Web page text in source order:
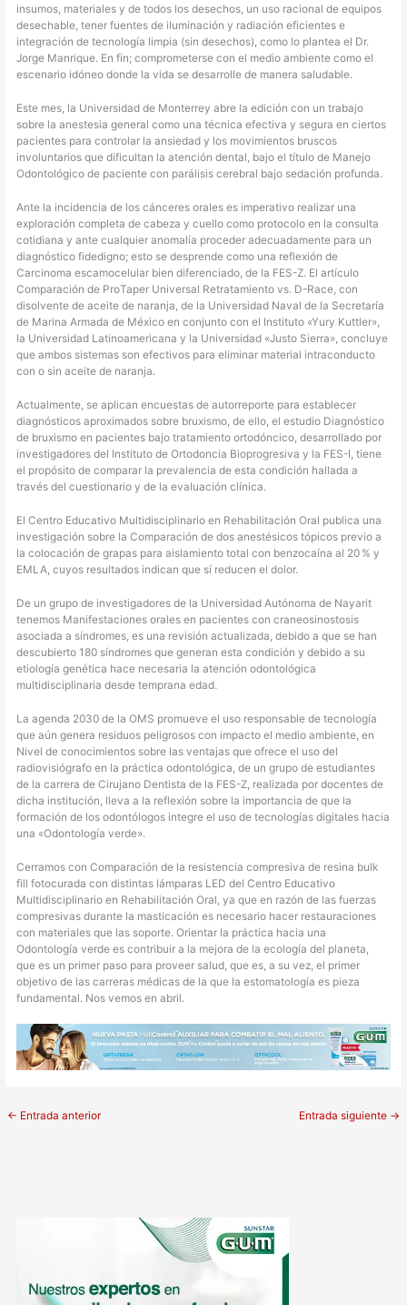
insumos, materiales y de todos los desechos, un uso racional de equipos
desechable, tener fuentes de iluminación y radiación eficientes e
integración de tecnología limpia (sin desechos), como lo plantea el Dr.
Jorge Manrique. En fin; comprometerse con el medio ambiente como el
escenario idóneo donde la vida se desarrolle de manera saludable.
Este mes, la Universidad de Monterrey abre la edición con un trabajo
sobre la anestesia general como una técnica efectiva y segura en ciertos
pacientes para controlar la ansiedad y los movimientos bruscos
involuntarios que dificultan la atención dental, bajo el título de Manejo
Odontológico de paciente con parálisis cerebral bajo sedación profunda.
Ante la incidencia de los cánceres orales es imperativo realizar una
exploración completa de cabeza y cuello como protocolo en la consulta
cotidiana y ante cualquier anomalía proceder adecuadamente para un
diagnóstico fidedigno; esto se desprende como una reflexión de
Carcinoma escamocelular bien diferenciado, de la FES-Z. El artículo
Comparación de ProTaper Universal Retratamiento vs. D-Race, con
disolvente de aceite de naranja, de la Universidad Naval de la Secretaría
de Marina Armada de México en conjunto con el Instituto «Yury Kuttler»,
la Universidad Latinoamericana y la Universidad «Justo Sierra», concluye
que ambos sistemas son efectivos para eliminar material intraconducto
con o sin aceite de naranja.
Actualmente, se aplican encuestas de autorreporte para establecer
diagnósticos aproximados sobre bruxismo, de ello, el estudio Diagnóstico
de bruxismo en pacientes bajo tratamiento ortodóncico, desarrollado por
investigadores del Instituto de Ortodoncia Bioprogresiva y la FES-I, tiene
el propósito de comparar la prevalencia de esta condición hallada a
través del cuestionario y de la evaluación clínica.
El Centro Educativo Multidisciplinario en Rehabilitación Oral publica una
investigación sobre la Comparación de dos anestésicos tópicos previo a
la colocación de grapas para aislamiento total con benzocaína al 20 % y
EMLA, cuyos resultados indican que sí reducen el dolor.
De un grupo de investigadores de la Universidad Autónoma de Nayarit
tenemos Manifestaciones orales en pacientes con craneosinostosis
asociada a síndromes, es una revisión actualizada, debido a que se han
descubierto 180 síndromes que generan esta condición y debido a su
etiología genética hace necesaria la atención odontológica
multidisciplinaria desde temprana edad.
La agenda 2030 de la OMS promueve el uso responsable de tecnología
que aún genera residuos peligrosos con impacto el medio ambiente, en
Nivel de conocimientos sobre las ventajas que ofrece el uso del
radiovisiógrafo en la práctica odontológica, de un grupo de estudiantes
de la carrera de Cirujano Dentista de la FES-Z, realizada por docentes de
dicha institución, lleva a la reflexión sobre la importancia de que la
formación de los odontólogos integre el uso de tecnologías digitales hacia
una «Odontología verde».
Cerramos con Comparación de la resistencia compresiva de resina bulk
fill fotocurada con distintas lámparas LED del Centro Educativo
Multidisciplinario en Rehabilitación Oral, ya que en razón de las fuerzas
compresivas durante la masticación es necesario hacer restauraciones
con materiales que las soporte. Orientar la práctica hacia una
Odontología verde es contribuir a la mejora de la ecología del planeta,
que es un primer paso para proveer salud, que es, a su vez, el primer
objetivo de las carreras médicas de la que la estomatología es pieza
fundamental. Nos vemos en abril.
← Entrada anterior Entrada siguiente →